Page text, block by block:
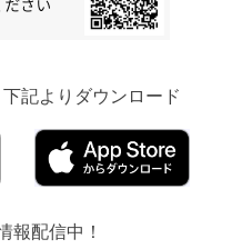
記よりダウンロード
報配信中！